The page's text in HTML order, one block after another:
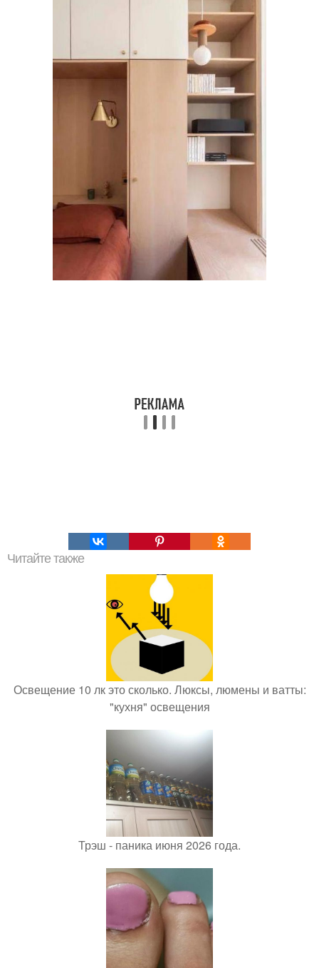
Читайте также
Освещение 10 лк это сколько. Люксы, люмены и ватты:
"кухня" освещения
Трэш - паника июня 2026 года.